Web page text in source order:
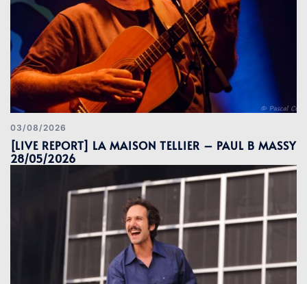
03/08/2026
[LIVE REPORT] LA MAISON TELLIER – PAUL B MASSY
28/05/2026